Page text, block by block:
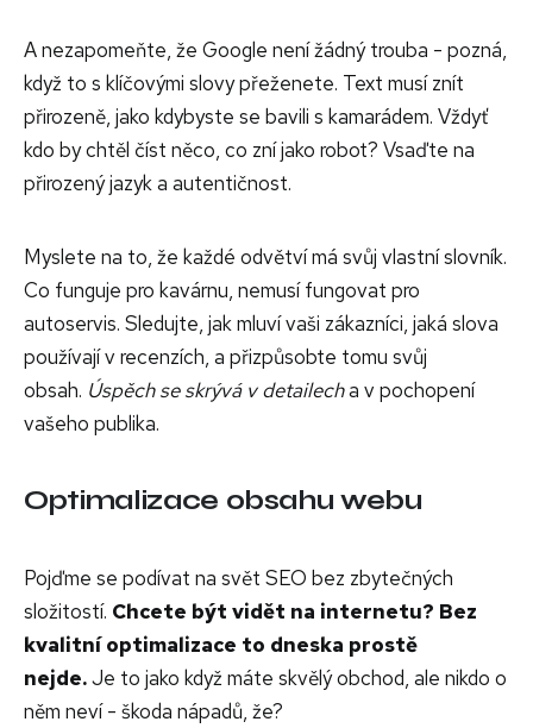
A nezapomeňte, že Google není žádný trouba - pozná,
když to s klíčovými slovy přeženete. Text musí znít
přirozeně, jako kdybyste se bavili s kamarádem. Vždyť
kdo by chtěl číst něco, co zní jako robot? Vsaďte na
přirozený jazyk a autentičnost.
Myslete na to, že každé odvětví má svůj vlastní slovník.
Co funguje pro kavárnu, nemusí fungovat pro
autoservis. Sledujte, jak mluví vaši zákazníci, jaká slova
používají v recenzích, a přizpůsobte tomu svůj
obsah. Úspěch se skrývá v detailecha v pochopení
vašeho publika.
Optimalizace obsahu webu
Pojďme se podívat na svět SEO bez zbytečných
složitostí. Chcete být vidět na internetu? Bez
kvalitní optimalizace to dneska prostě
nejde.Je to jako když máte skvělý obchod, ale nikdo o
něm neví - škoda nápadů, že?